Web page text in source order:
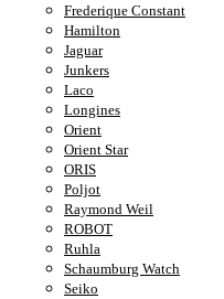
Frederique Constant
Hamilton
Jaguar
Junkers
Laco
Longines
Orient
Orient Star
ORIS
Poljot
Raymond Weil
ROBOT
Ruhla
Schaumburg Watch
Seiko